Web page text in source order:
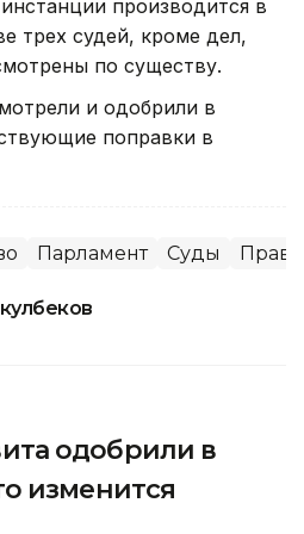
производится в
трех судей, кроме дел,
по существу.
и одобрили в
поправки в
Парламент Суды
одобрили в
изменится